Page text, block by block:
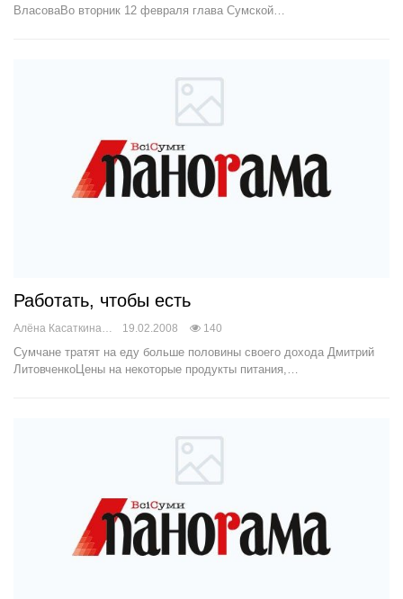
ВласоваВо вторник 12 февраля глава Сумской…
Работать, чтобы есть
19.02.2008 140
Сумчане тратят на еду больше половины своего дохода Дмитрий
ЛитовченкоЦены на некоторые продукты питания,…